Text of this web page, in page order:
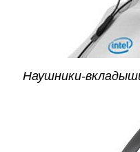
Наушники-